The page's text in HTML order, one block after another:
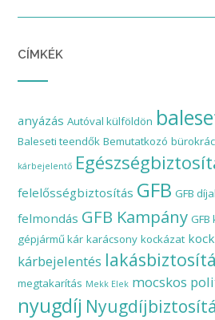
CÍMKÉK
anyázás Autóval külföldön
Baleseti teendők Bemutatkozó
kárbejelentő
felelősségbiztosítás GFB GFB
felmondás GFB Kampány GFB
gépjármű kár karácsony kockázat
kárbejelentés
megtakarítás Mekk Elek mocskos
nyugdíj